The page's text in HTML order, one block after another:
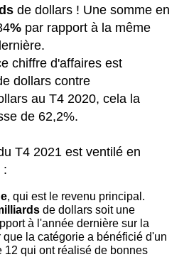
de dollars ! Une somme en
% par rapport à la même
chiffre d'affaires est
dollars contre
au T4 2020, cela la
de 62,2%.
T4 2021 est ventilé en
:
, qui est le revenu principal.
de dollars soit une
à l'année dernière sur la
la catégorie a bénéficié d'un
12 qui ont réalisé de bonnes